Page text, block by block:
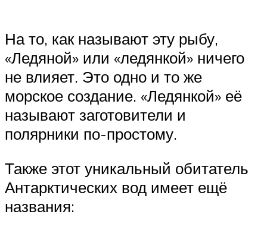
На то, как называют эту рыбу,
«Ледяной» или «ледянкой» ничего
не влияет. Это одно и то же
морское создание. «Ледянкой» её
называют заготовители и
полярники по-простому.
Также этот уникальный обитатель
Антарктических вод имеет ещё
названия: